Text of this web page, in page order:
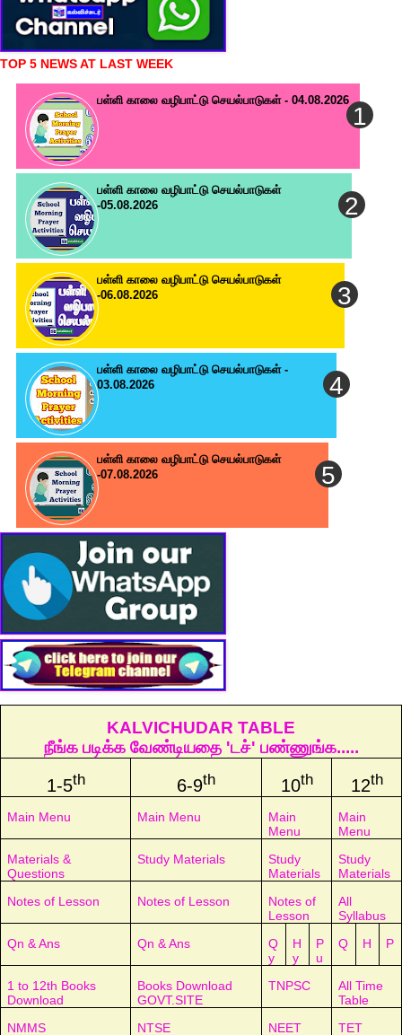
TOP 5 NEWS AT LAST WEEK
பள்ளி காலை வழிபாட்டு செயல்பாடுகள் - 04.08.2026
பள்ளி காலை வழிபாட்டு செயல்பாடுகள்
-05.08.2026
பள்ளி காலை வழிபாட்டு செயல்பாடுகள்
-06.08.2026
பள்ளி காலை வழிபாட்டு செயல்பாடுகள் -
03.08.2026
பள்ளி காலை வழிபாட்டு செயல்பாடுகள்
-07.08.2026
KALVICHUDAR TABLE
நீங்க படிக்க வேண்டியதை 'டச்' பண்ணுங்க.....
1-5th 6-9th 10th 12th
Main Menu Main Menu
Main
Menu
Main
Menu
Materials &
Questions
Study Materials
Study
Materials
Study
Materials
Notes of Lesson
Notes of Lesson
Notes of
Lesson
All
Syllabus
Qn & Ans
Qn & Ans
Q
y
H
y
P
u
Q H P
1 to 12th Books
Download
Books Download
GOVT.SITE
TNPSC
All Time
Table
NMMS
NTSE NEET TET